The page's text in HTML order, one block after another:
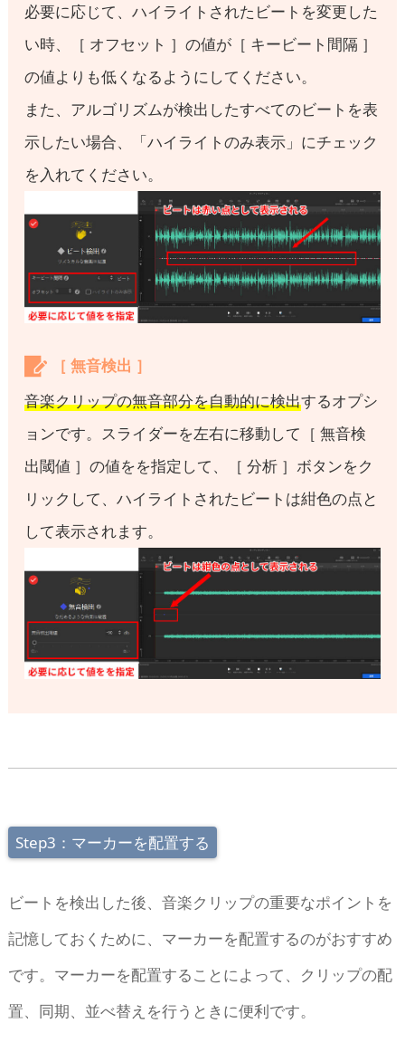
必要に応じて、ハイライトされたビートを変更した
い時、［ オフセット ］の値が［ キービート間隔 ］
の値よりも低くなるようにしてください。
また、アルゴリズムが検出したすべてのビートを表
示したい場合、「ハイライトのみ表示」にチェック
を入れてください。
［ 無音検出 ］
音楽クリップの無音部分を自動的に検出するオプシ
ョンです。スライダーを左右に移動して［ 無音検
出閾値 ］の値をを指定して、［ 分析 ］ボタンをク
リックして、ハイライトされたビートは紺色の点と
して表示されます。
Step3：マーカーを配置する
ビートを検出した後、音楽クリップの重要なポイントを
記憶しておくために、マーカーを配置するのがおすすめ
です。マーカーを配置することによって、クリップの配
置、同期、並べ替えを行うときに便利です。